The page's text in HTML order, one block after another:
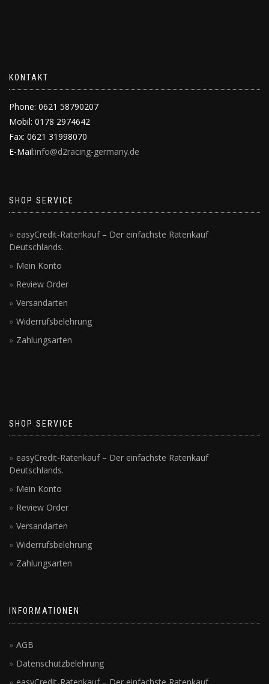
KONTAKT
Phone: 0621 58790207
Mobil: 0178 2974642
Fax: 0621 31998070
E-Mail:info@d2racing-germany.de
SHOP SERVICE
easyCredit-Ratenkauf – Der einfachste Ratenkauf
Deutschlands.
Mein Konto
Review Order
Versandarten
Widerrufsbelehrung
Zahlungsarten
SHOP SERVICE
easyCredit-Ratenkauf – Der einfachste Ratenkauf
Deutschlands.
Mein Konto
Review Order
Versandarten
Widerrufsbelehrung
Zahlungsarten
INFORMATIONEN
AGB
Datenschutzbelehrung